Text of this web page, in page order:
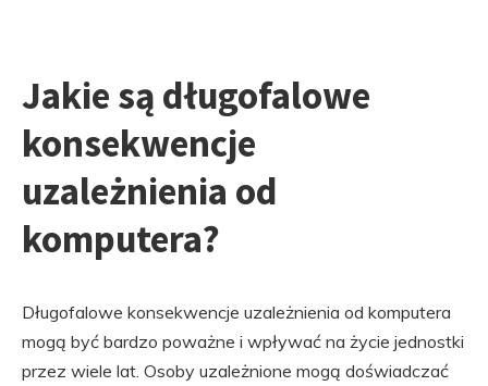
Jakie są długofalowe
konsekwencje
uzależnienia od
komputera?
Długofalowe konsekwencje uzależnienia od komputera
mogą być bardzo poważne i wpływać na życie jednostki
przez wiele lat. Osoby uzależnione mogą doświadczać